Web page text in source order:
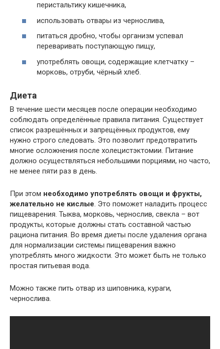
перистальтику кишечника,
использовать отвары из чернослива,
питаться дробно, чтобы организм успевал
переваривать поступающую пищу,
употреблять овощи, содержащие клетчатку –
морковь, отруби, чёрный хлеб.
Диета
В течение шести месяцев после операции необходимо
соблюдать определённые правила питания. Существует
список разрешённых и запрещённых продуктов, ему
нужно строго следовать. Это позволит предотвратить
многие осложнения после холецистэктомии. Питание
должно осуществляться небольшими порциями, но часто,
не менее пяти раз в день.
При этом необходимо употреблять овощи и фрукты,
желательно не кислые. Это поможет наладить процесс
пищеварения. Тыква, морковь, чернослив, свекла – вот
продукты, которые должны стать составной частью
рациона питания. Во время диеты после удаления органа
для нормализации системы пищеварения важно
употреблять много жидкости. Это может быть не только
простая питьевая вода.
Можно также пить отвар из шиповника, кураги,
чернослива.